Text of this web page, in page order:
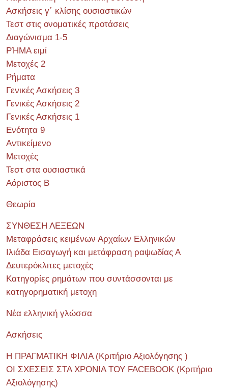
Ασκήσεις γ΄ κλίσης ουσιαστικών
Τεστ στις ονοματικές προτάσεις
Διαγώνισμα 1-5
ΡΉΜΑ ειμί
Μετοχές 2
Ρήματα
Γενικές Ασκήσεις 3
Γενικές Ασκήσεις 2
Γενικές Ασκήσεις 1
Ενότητα 9
Αντικείμενο
Μετοχές
Τεστ στα ουσιαστικά
Αόριστος Β
Θεωρία
ΣΥΝΘΕΣΗ ΛΕΞΕΩΝ
Μεταφράσεις κειμένων Αρχαίων Ελληνικών
Ιλιάδα Εισαγωγή και μετάφραση ραψωδίας Α
Δευτερόκλιτες μετοχές
Κατηγορίες ρημάτων που συντάσσονται με
κατηγορηματική μετοχη
Νέα ελληνική γλώσσα
Ασκήσεις
Η ΠΡΑΓΜΑΤΙΚΗ ΦΙΛΙΑ (Κριτήριο Αξιολόγησης )
ΟΙ ΣΧΕΣΕΙΣ ΣΤΑ ΧΡΟΝΙΑ ΤΟΥ FACEBOOK (Kριτήριο
Αξιολόγησης)